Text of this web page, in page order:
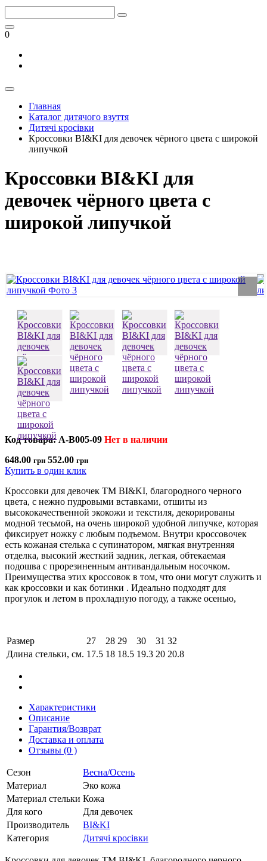
0
Главная
Каталог дитячого взуття
Дитячі кросівки
Кроссовки BI&KI для девочек чёрного цвета с широкой
липучкой
Кроссовки BI&KI для
девочек чёрного цвета с
широкой липучкой
Код товара: A-B005-09 Нет в наличии
648.00 грн 552.00 грн
Купить в один клик
Кроссовки для девочек ТМ BI&KI, благородного черного
цвета, с нежно пудровыми вставками, отшиты из
высококачественной экокожи и текстиля, декорированы
модной тесьмой, на очень широкой удобной липучке, которая
фиксирует ножку с любым подъемом. Внутри кроссовочек
есть кожаная стелька с супинатором, мягкая внутренняя
отделка, высокий жесткий задник, легкая, обтекаемая
подошва с прорезиненным антивандальным носочком.
Преимущества этих кроссовок в том, что они могут служить и
как кроссовки и как ботинки . Идеально подходят для
прогулок и летом в прохладную погоду, а также осенью,
Размер 27 28 29 30 31 32
Длина стельки, см. 17.5 18 18.5 19.3 20 20.8
Характеристики
Описание
Гарантия/Возврат
Доставка и оплата
Отзывы (0 )
Сезон
Весна/Осень
Материал
Эко кожа
Материал стельки Кожа
Для кого
Для девочек
Производитель
BI&KI
Категория
Дитячі кросівки